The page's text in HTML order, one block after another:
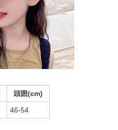
頭囲(cm)
46-54